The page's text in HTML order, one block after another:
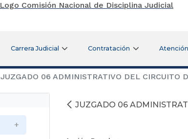
Carrera Judicial Contratación
JUZGADO 06 ADMINISTRATIVO DEL CIRCUITO
JUZGADO 06